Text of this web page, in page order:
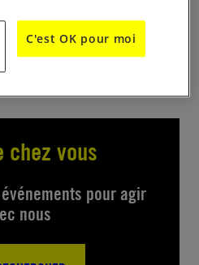
éphémère
chez vous
pour agir
nous
C'est OK pour moi